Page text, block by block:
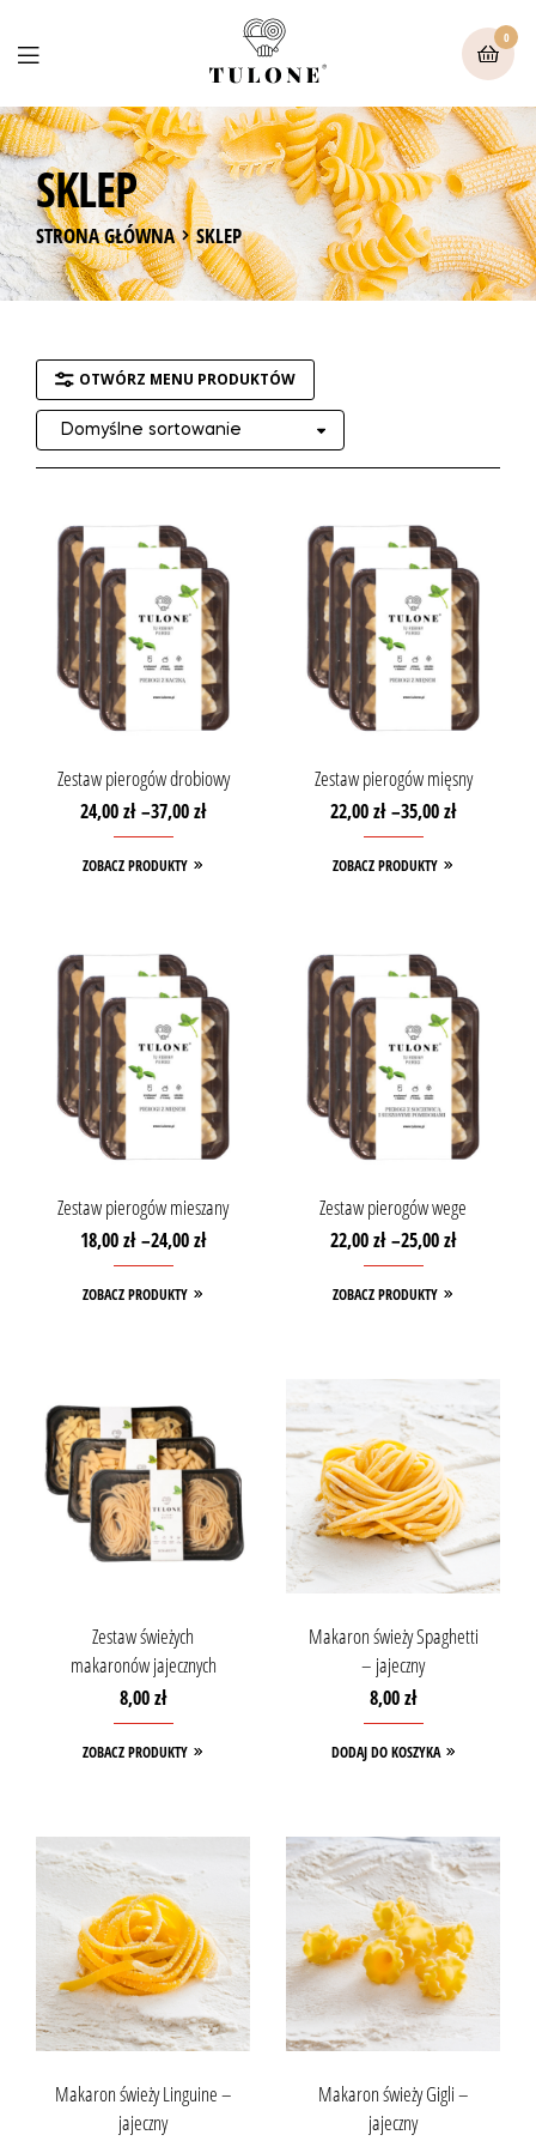
0
SKLEP
STRONA GŁÓWNA SKLEP
OTWÓRZ MENU PRODUKTÓW
Zestaw pierogów drobiowy
24,00zł –37,00zł
ZOBACZ PRODUKTY
Zestaw pierogów mięsny
22,00zł –35,00zł
ZOBACZ PRODUKTY
Zestaw pierogów mieszany
18,00zł –24,00zł
ZOBACZ PRODUKTY
Zestaw pierogów wege
22,00zł –25,00zł
ZOBACZ PRODUKTY
Zestaw świeżych
makaronów jajecznych
8,00zł
ZOBACZ PRODUKTY
Makaron świeży Spaghetti
– jajeczny
8,00zł
DODAJ DO KOSZYKA
Makaron świeży Linguine –
jajeczny
Makaron świeży Gigli –
jajeczny